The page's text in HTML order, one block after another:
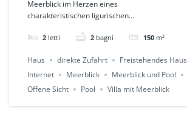
traumhaftem Meerblick
bei Albenga- San Fedele
Meerblick im Herzen eines
charakteristischen ligurischen...
2 letti 2 bagni 150 m²
Haus direkte Zufahrt Freistehendes Haus
Internet
Meerblick Meerblick und Pool
Offene Sicht
Pool Villa mit Meerblick